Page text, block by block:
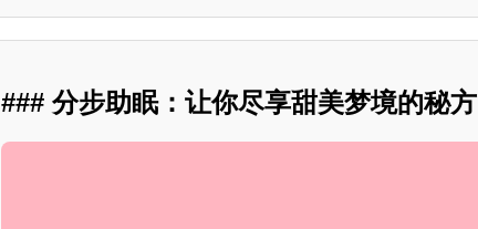
### 分步助眠：让你尽享甜美梦境的秘方